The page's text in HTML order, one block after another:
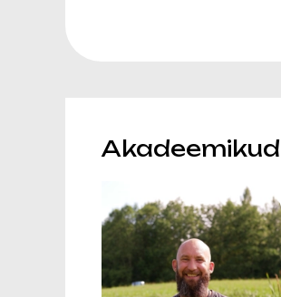
Akadeemikud